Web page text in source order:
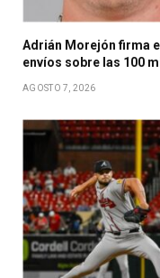
Adrián Morejón firma
envíos sobre las 100
AGOSTO 7, 2026